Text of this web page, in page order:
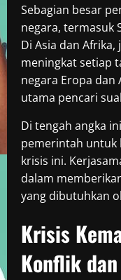
Sebagian besar
negara, termasuk
Di Asia dan
meningkat setiap
negara Eropa
utama pencari
Di tengah angka
pemerintah untuk
krisis ini.
dalam
yang dibutuhkan
Krisis
Konflik